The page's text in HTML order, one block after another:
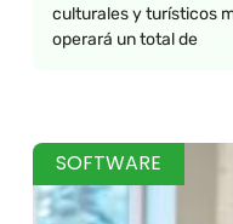
culturales y turísticos
operará un total de
SOFTWARE